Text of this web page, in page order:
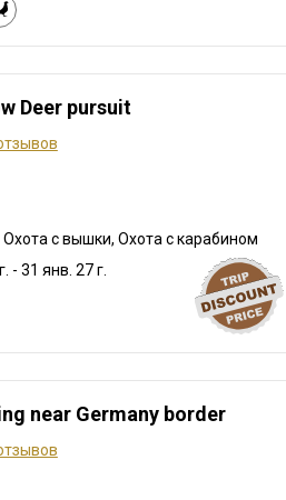
Deer pursuit
с вышки, Охота с карабином
- 31 янв. 27 г.
near Germany border